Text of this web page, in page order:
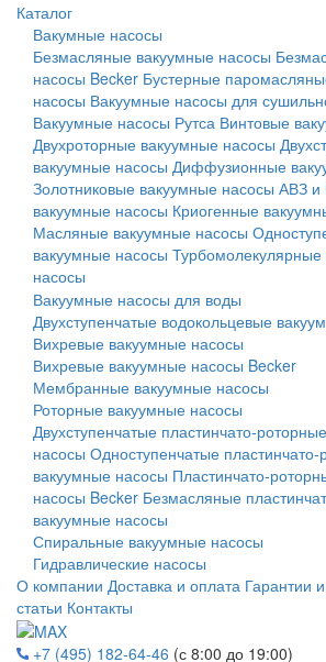
Каталог
Вакумные насосы
Безмасляные вакуумные насосы
насосы Becker Бустерные
насосы Вакуумные насосы для
Вакуумные насосы Рутса Винтовые
Двухроторные вакуумные насосы
вакуумные насосы Диффузионные
Золотниковые вакуумные насосы АВЗ
вакуумные насосы Криогенные
Масляные вакуумные насосы
вакуумные насосы
насосы
Вакуумные насосы для воды
Двухступенчатые водокольцевые
Вихревые вакуумные насосы
Вихревые вакуумные насосы Becker
Мембранные вакуумные насосы
Роторные вакуумные насосы
Двухступенчатые пластинчато-
насосы Одноступенчатые
вакуумные насосы Пластинчато-
насосы Becker Безмасляные
вакуумные насосы
Спиральные вакуумные насосы
Гидравлические насосы
О компании Доставка и оплата Гарантии
статьи Контакты
+7 (495) 182-64-46 (с 8:00 до 19:00)